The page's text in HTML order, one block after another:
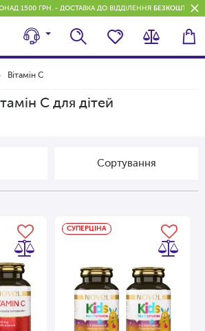
1500 ГРН. - ДОСТАВКА ДО ВІДДІЛЕННЯ
Вітамін С
С для дітей
Сортування
СУПЕРЦІНА